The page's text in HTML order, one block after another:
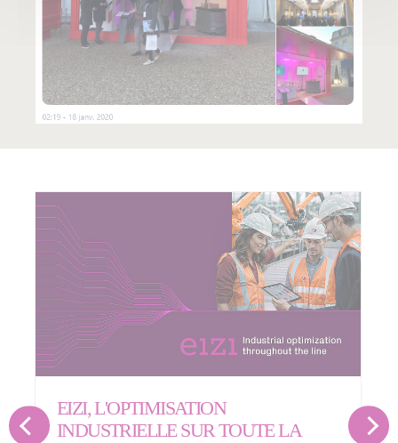
EIZI, L'OPTIMISATION
INDUSTRIELLE SUR TOUTE LA